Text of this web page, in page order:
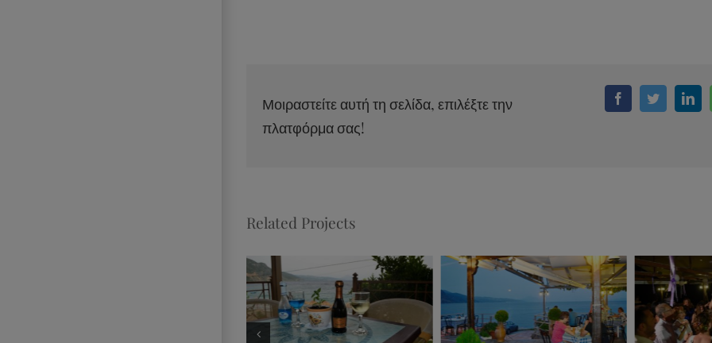
Μοιραστείτε αυτή τη σελίδα, επιλέξτε την
πλατφόρμα σας!
FacebookTwitter
Related Projects